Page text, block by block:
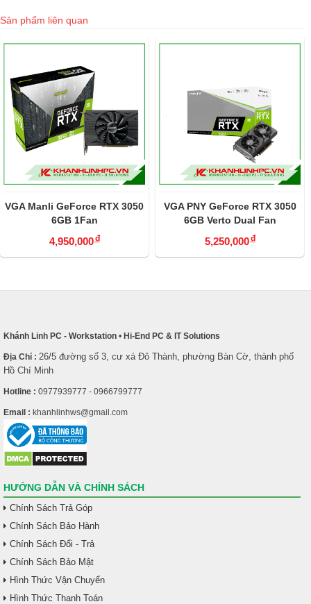
Sản phẩm liên quan
VGA Manli GeForce RTX 3050
6GB 1Fan
4,950,000đ
VGA PNY GeForce RTX 3050
6GB Verto Dual Fan
5,250,000đ
Khánh Linh PC - Workstation • Hi-End PC & IT Solutions
Địa Chỉ : 26/5 đường số 3, cư xá Đô Thành, phường Bàn Cờ, thành phố
Hồ Chí Minh
Hotline : 0977939777 - 0966799777
Email : khanhlinhws@gmail.com
HƯỚNG DẪN VÀ CHÍNH SÁCH
Chính Sách Trả Góp
Chính Sách Bảo Hành
Chính Sách Đổi - Trả
Chính Sách Bảo Mật
Hình Thức Vận Chuyển
Hình Thức Thanh Toán